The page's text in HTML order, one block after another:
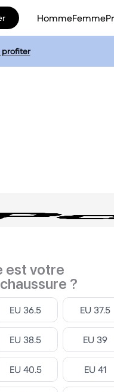
HommeFemme
profiter
est votre
?
Select
EU 36.5 Select
EU 37.5
Select
EU 38.5 Select
EU 39
Select
EU 40.5 Select
EU 41